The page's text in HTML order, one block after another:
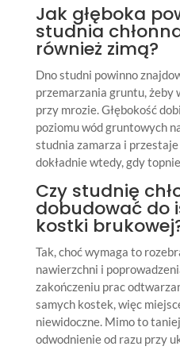
Jak głęboka
studnia
również zimą?
Dno studni powinno
przemarzania gruntu, żeby
przy mrozie. Głębokość
poziomu wód gruntowych
studnia zamarza i
dokładnie wtedy, gdy
Czy studnię
dobudować do
kostki
Tak, choć wymaga to
nawierzchni i
zakończeniu prac
samych kostek, więc
niewidoczne. Mimo to
odwodnienie od razu przy